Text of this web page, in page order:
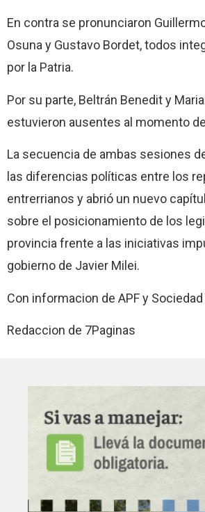
En contra se pronunciaron
Osuna y Gustavo Bordet, todos
por la Patria.
Por su parte, Beltrán Benedit y
estuvieron ausentes al momento
La secuencia de ambas sesiones
las diferencias políticas entre los
entrerrianos y abrió un nuevo
sobre el posicionamiento de los
provincia frente a las iniciativas
gobierno de Javier Milei.
Con informacion de APF y
Redaccion de 7Paginas